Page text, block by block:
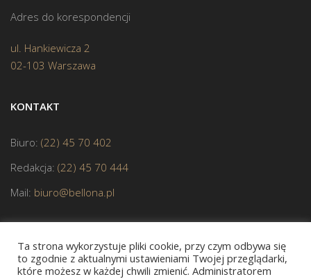
Adres do korespondencji
ul. Hankiewicza 2
02-103 Warszawa
KONTAKT
Biuro: (22) 45 70 402
Redakcja: (22) 45 70 444
Mail: biuro@bellona.pl
Ta strona wykorzystuje pliki cookie, przy czym odbywa się
to zgodnie z aktualnymi ustawieniami Twojej przeglądarki,
które możesz w każdej chwili zmienić. Administratorem